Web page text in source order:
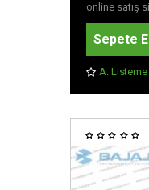
online satış
Sepete
A. Listeme